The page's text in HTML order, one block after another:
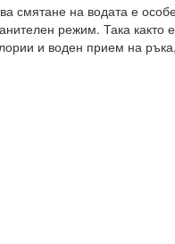
смятане на водата е
режим. Така както
и воден прием на